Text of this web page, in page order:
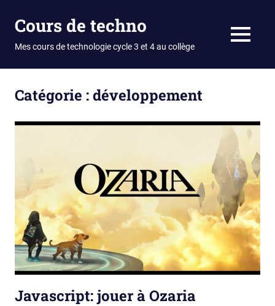
Cours de techno
Mes cours de technologie cycle 3 et 4 au collège MENU
Catégorie :développement
Javascript: jouer à Ozaria